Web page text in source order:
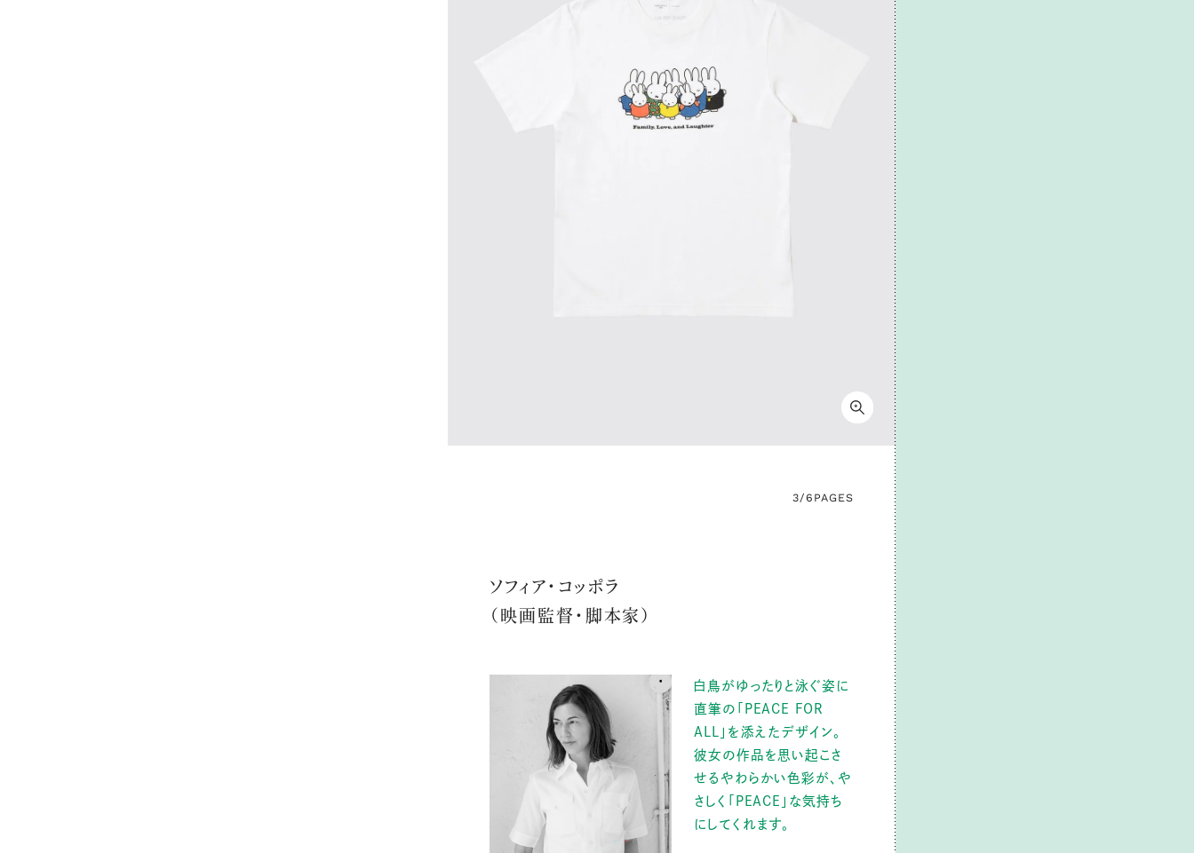
3/6 PAGES
ソフィア・コッポラ
（映画監督・脚本家）
白鳥がゆったりと泳ぐ姿に
直筆の「
PEACE FOR
ALL
」を添えたデザイン。
彼女の作品を思い起こさ
せるやわらかい色彩が、や
さしく「
PEACE 」な気持ち
にしてくれます。